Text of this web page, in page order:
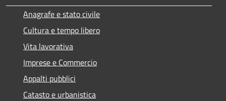
Anagrafe e stato civile
Cultura e tempo libero
Vita lavorativa
Imprese e Commercio
Appalti pubblici
Catasto e urbanistica